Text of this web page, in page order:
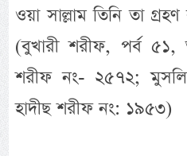
ওয়া সাল্লাম তিনি তা
(বুখারী শরীফ, পর্ব ৫১,
শরীফ নং- ২৫৭২;
হাদীছ শরীফ নং: ১৯৫৩)